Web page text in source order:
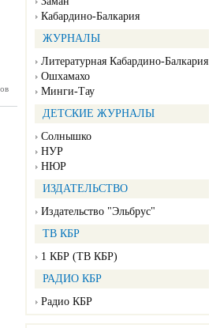
Кабардино-Балкария
ЖУРНАЛЫ
Литературная Кабардино-Балкария
Ошхамахо
Минги-Тау
ДЕТСКИЕ ЖУРНАЛЫ
Солнышко
НУР
НЮР
ИЗДАТЕЛЬСТВО
Издательство "Эльбрус"
ТВ КБР
1 КБР (ТВ КБР)
РАДИО КБР
Радио КБР
№31